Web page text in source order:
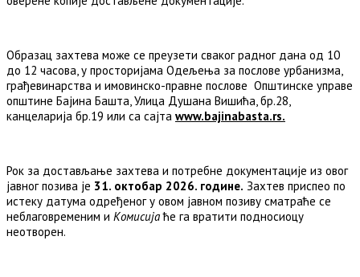
Образац захтева може се преузети сваког радног дана од 10
до 12 часова, у просторијама Одељења за послове урбанизма,
грађевинарства и имовинско-правне послове Општинске управе
општине Бајина Башта, Улица Душана Вишића, бр.28,
канцеларија бр.19 или са сајта www.bajinabasta.rs.
Рок за достављање захтева и потребне документације из овог
јавног позива је 31. октобар 2026. године. Захтев приспео по
истеку датума одређеног у овом јавнoм позиву сматраће се
неблаговременим и Комисијаће га вратити подносиоцу
неотворен.